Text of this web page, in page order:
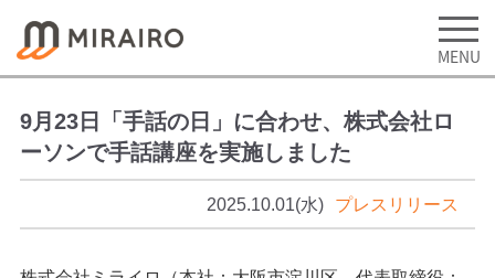
9月23日「手話の日」に合わせ、株式会社ロ
ーソンで手話講座を実施しました
2025.10.01(水) プレスリリース